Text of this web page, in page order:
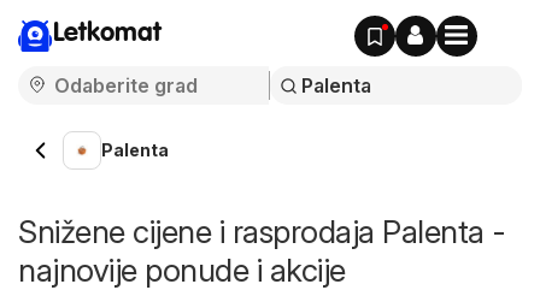
Letkomat
Palenta
Snižene cijene i rasprodaja Palenta -
najnovije ponude i akcije